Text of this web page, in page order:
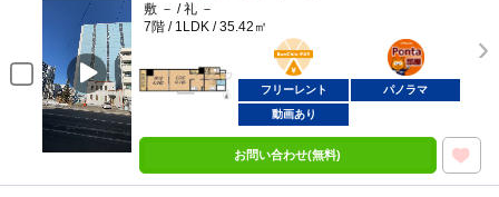
敷 － / 礼 －
7階 / 1LDK / 35.42㎡
BunChinPAY
ポンタ
部屋
フリーレント
パノラマ
動画あり
お問い合わせ(無料)